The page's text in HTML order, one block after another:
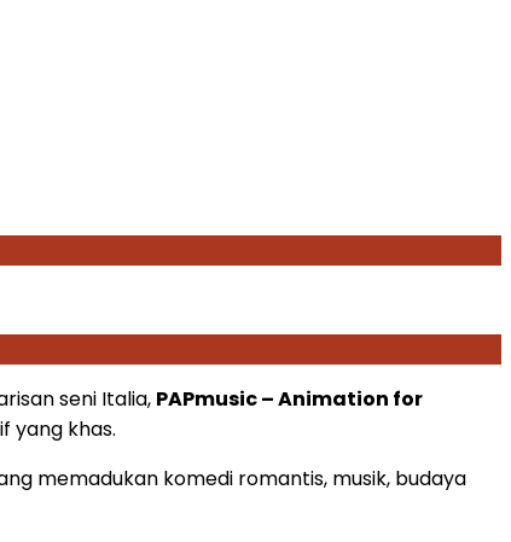
seni Italia, PAPmusic – Animation for
yang khas.
memadukan komedi romantis, musik, budaya